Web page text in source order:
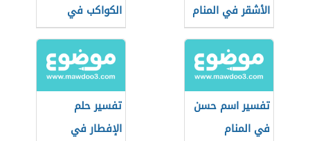
الأشقر في المنام
الكواكب في
المنام
تفسير اسم حسن
في المنام
تفسير حلم
الإفطار في